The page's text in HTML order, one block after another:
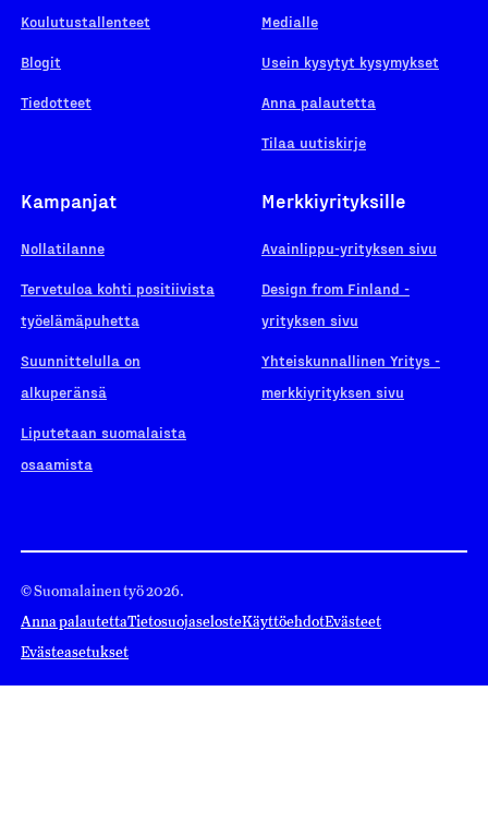
Koulutustallenteet
Blogit
Tiedotteet
Medialle
Usein kysytyt kysymykset
Anna palautetta
Tilaa uutiskirje
Kampanjat
Nollatilanne
Tervetuloa kohti positiivista
työelämäpuhetta
Suunnittelulla on
alkuperänsä
Liputetaan suomalaista
osaamista
Merkkiyrityksille
Avainlippu-yrityksen sivu
Design from Finland -
yrityksen sivu
Yhteiskunnallinen Yritys -
merkkiyrityksen sivu
© Suomalainen työ 2026.
Anna palautettaTietosuojaselosteKäyttöehdotEvästeet
Evästeasetukset